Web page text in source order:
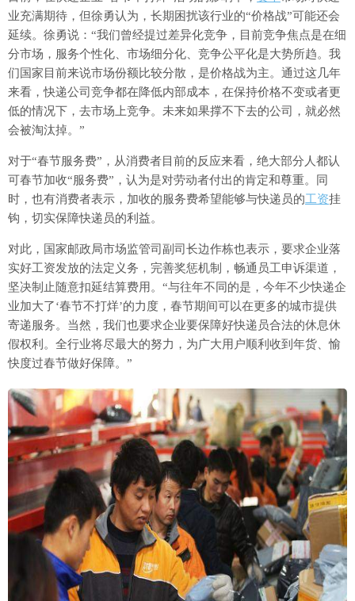
业充满期待，但徐勇认为，长期困扰该行业的“价格战”可能还会
延续。徐勇说：“我们曾经提过差异化竞争，目前竞争焦点是在细
分市场，服务个性化、市场细分化、竞争公平化是大势所趋。我
们国家目前来说市场份额比较分散，是价格战为主。通过这几年
来看，快递公司竞争都在降低内部成本，在保持价格不变或者更
低的情况下，去市场上竞争。未来如果撑不下去的公司，就必然
会被淘汰掉。”
对于“春节服务费”，从消费者目前的反应来看，绝大部分人都认
可春节加收“服务费”，认为是对劳动者付出的肯定和尊重。同
时，也有消费者表示，加收的服务费希望能够与快递员的工资挂
钩，切实保障快递员的利益。
对此，国家邮政局市场监管司副司长边作栋也表示，要求企业落
实好工资发放的法定义务，完善奖惩机制，畅通员工申诉渠道，
坚决制止随意扣延结算费用。“与往年不同的是，今年不少快递企
业加大了‘春节不打烊’的力度，春节期间可以在更多的城市提供
寄递服务。当然，我们也要求企业要保障好快递员合法的休息休
假权利。全行业将尽最大的努力，为广大用户顺利收到年货、愉
快度过春节做好保障。”